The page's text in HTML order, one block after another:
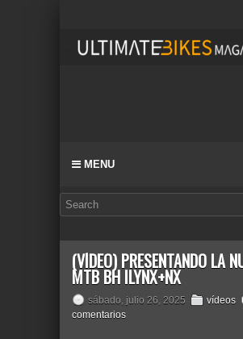
MENU
(VÍDEO) PRESENTANDO LA
MTB BH ILYNX+NX
sábado, julio 26, 2025 vídeos
comentarios